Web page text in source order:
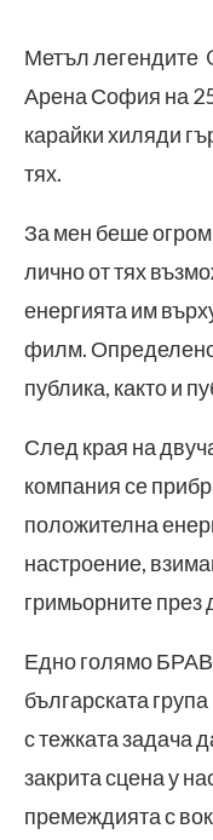
Метъл легендите
Арена София на
карайки хиляди
тях.
За мен беше
лично от тях
енергията им
филм. Определено
публика, както и
След края на
компания се
положителна
настроение,
гримьорните през
Едно голямо
българската
с тежката задача
закрита сцена у
премеждията с